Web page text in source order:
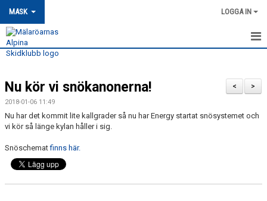
MASK LOGGA IN
MASK-NYHETER
OM MASK
KONTAKT
>
<
Nu kör vi snökanonerna!
2018-01-06 11:49
Nu har det kommit lite kallgrader så nu har Energy startat snösystemet och
vi kör så länge kylan håller i sig.
Snöschematfinns här.